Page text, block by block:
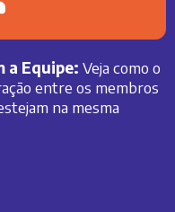
a Equipe: Veja como o
entre os membros
na mesma